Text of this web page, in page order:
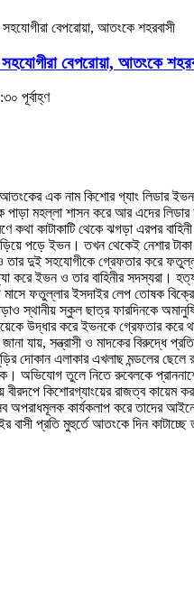
বেপরোয়া, আতংকে শহরবাসী
বেপরোয়া, আতংকে
পূর্বাহ্ণ
আতংকের এক নাম কিশোর গ্যাং লিডার
পাড়া মহল্লা শাসন করে আর এদের
কথা কাটাকাটি থেকে ঝগড়া এরপর
পড়ে ইভন। তখন থেকেই নেশার
তার দুই সহযোগীকে গ্রেফতার করে
করে ইভন ও তার বাহিনীর সদস্যরা।
মাসে ফতুল্লার ইসদাইর লেপ তোষক
স্থানীয় স্কুল ছাত্র ফারদিনকে
উদ্ধার করে ইভনকে গ্রেফতার করে
যায়, সন্ত্রাসী ও মাদকের বিরুদ্ধে
দোকান এলাকার এখলাছ মন্ডলের
অভিযোগ তুলে নিতে রুবেলকে
বীরদপে কিশোরগ্যাংয়ের রাজত্ব কায়েম
অপরাধমূলক কার্যকলাপ করে তাদের
বাসী প্রতি মুহুর্তে আতংকে দিন